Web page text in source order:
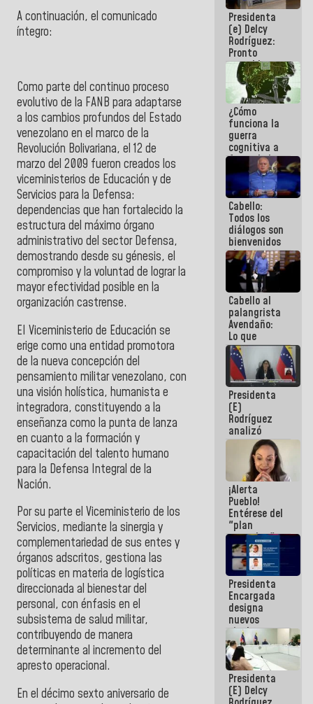
A continuación, el comunicado
íntegro:
Como parte del continuo proceso
evolutivo de la FANB para adaptarse
a los cambios profundos del Estado
venezolano en el marco de la
Revolución Bolivariana, el 12 de
marzo del 2009 fueron creados los
viceministerios de Educación y de
Servicios para la Defensa:
dependencias que han fortalecido la
estructura del máximo órgano
administrativo del sector Defensa,
demostrando desde su génesis, el
compromiso y la voluntad de lograr la
mayor efectividad posible en la
organización castrense.
EI Viceministerio de Educación se
erige como una entidad promotora
de la nueva concepción del
pensamiento militar venezolano, con
una visión holística, humanista e
integradora, constituyendo a la
enseñanza como la punta de lanza
en cuanto a la formación y
capacitación del talento humano
para la Defensa Integral de la
Nación.
Por su parte el Viceministerio de los
Servicios, mediante la sinergia y
complementariedad de sus entes y
órganos adscritos, gestiona las
políticas en materia de logística
direccionada al bienestar del
personal, con énfasis en el
subsistema de salud militar,
contribuyendo de manera
determinante al incremento del
apresto operacional.
En el décimo sexto aniversario de
ahorro
energético
Presidenta
(e) Delcy
Rodríguez:
Pronto
restableceremos
las
operaciones
en el
Aeropuerto
Internacional
de
Maiquetía
¿Cómo
funciona la
guerra
cognitiva a
favor de la
narrativa
hegemónica?
(1)
Cabello:
Todos los
diálogos son
bienvenidos
siempre que
estén en el
marco de la
Constitución
de la
República
Cabello al
palangrista
Avendaño:
Lo que
vayas a
escribir
hazlo hoy
por que no
sabemos si
la semana
que viene
hay
programa
Presidenta
(E)
Rodríguez
analizó
junto a
gobernadores
planes de
recuperación
del Sistema
Eléctrico
Nacional
¡Alerta
Pueblo!
Entérese del
"plan
enjambre"
de La Sayo
para
sabotear el
diálogo y
promover el
caos
Presidenta
Encargada
designa
nuevos
titulares en
el
Viceministerio
de Energía
Eléctrica y
CORPOELEC
Presidenta
(E) Delcy